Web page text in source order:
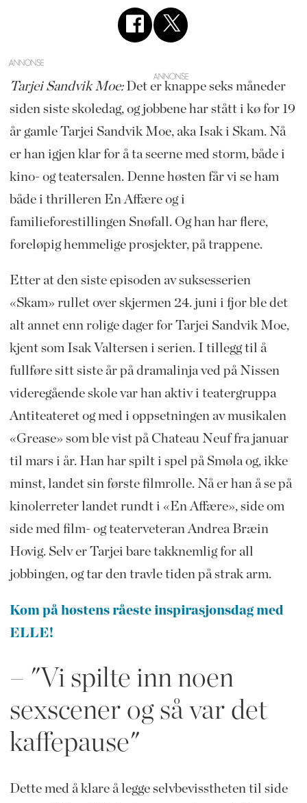
ANNONSE
Tarjei Sandvik Moe:Det er knappe seks måneder
siden siste skoledag, og jobbene har stått i kø for 19
år gamle Tarjei Sandvik Moe, aka Isak i Skam. Nå
er han igjen klar for å ta seerne med storm, både i
kino- og teatersalen. Denne høsten får vi se ham
både i thrilleren En Affære og i
familieforestillingen Snøfall. Og han har flere,
foreløpig hemmelige prosjekter, på trappene.
Etter at den siste episoden av suksesserien
«Skam» rullet over skjermen 24. juni i fjor ble det
alt annet enn rolige dager for Tarjei Sandvik Moe,
kjent som Isak Valtersen i serien. I tillegg til å
fullføre sitt siste år på dramalinja ved på Nissen
videregående skole var han aktiv i teatergruppa
Antiteateret og med i oppsetningen av musikalen
«Grease» som ble vist på Chateau Neuf fra januar
til mars i år. Han har spilt i spel på Smøla og, ikke
minst, landet sin første filmrolle. Nå er han å se på
kinolerreter landet rundt i «En Affære», side om
side med film- og teaterveteran Andrea Bræin
Hovig. Selv er Tarjei bare takknemlig for all
jobbingen, og tar den travle tiden på strak arm.
Kom på høstens råeste inspirasjonsdag med
ELLE!
– "Vi spilte inn noen
sexscener og så var det
kaffepause"
Dette med å klare å legge selvbevisstheten til side